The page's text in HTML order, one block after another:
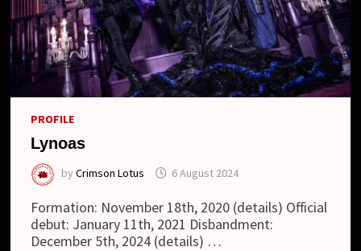
PROFILE
Lynoas
byCrimson Lotus 6 August 2024
Formation: November 18th, 2020 (details) Official
debut: January 11th, 2021 Disbandment:
December 5th, 2024 (details) …